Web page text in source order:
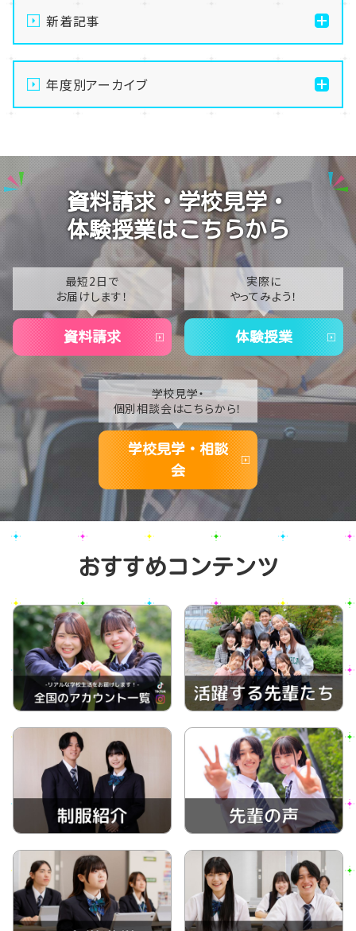
新着記事
【札幌大通】夏祭りまであと8日！お化け屋敷準備👻ビ
ニール袋コーデが大人気！？✨
【札幌大通】夏祭りまであと10日！札幌の通信制高校で
【札幌大通】2025年度の進路実績をご紹介！夢に向か
って羽ばたく先輩たち✨
【札幌大通】オープンキャンパス開催！体験授業で未来
の「好き」を見つけよう♪👋💄
【札幌大通】8月6日(木)に「夏祭り」を開催します！✨🍧
年度別アーカイブ
2025
2024
2023
2021
2020
資料請求・学校見学・
体験授業はこちらから
最短2日で
お届けします！
資料請求
実際に
やってみよう！
体験授業
学校見学・
個別相談会はこちらから！
学校見学・相談
会
おすすめコンテンツ